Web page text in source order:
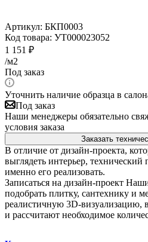
Артикул: БКП0003
Код товара: УТ000023052
1 151 ₽
/м2
Под заказ
Уточнить наличие образца в
Под заказ
Наши менеджеры обязательно
условия заказа
Заказать
В отличие от дизайн-проекта,
выглядеть интерьер, технический
именно его реализовать.
Записаться на дизайн-проект
подобрать плитку, сантехнику и
реалистичную 3D-визуализацию,
и рассчитают необходимое